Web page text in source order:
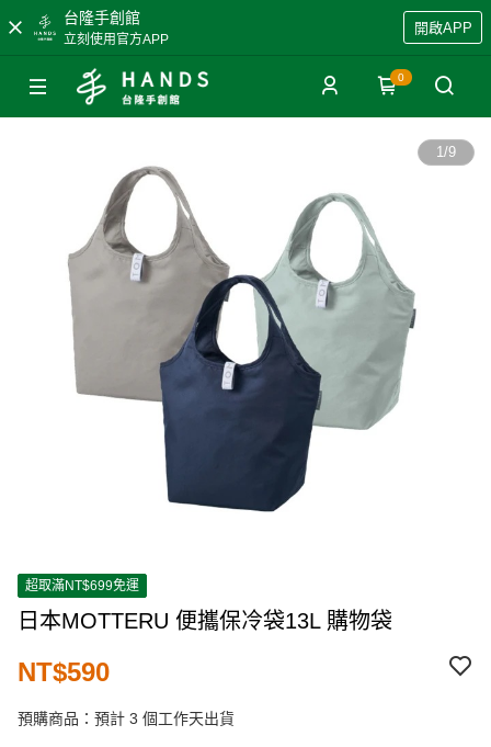
台隆手創館
立刻使用官方APP
開啟APP
0
1/9
超取滿NT$699免運
日本MOTTERU 便攜保冷袋13L 購物袋
NT$590
預購商品：預計 3 個工作天出貨